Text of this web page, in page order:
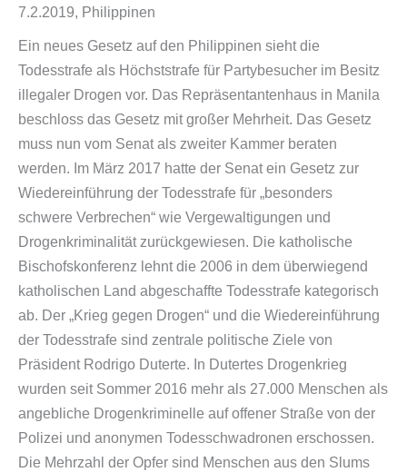
7.2.2019, Philippinen
Ein neues Gesetz auf den Philippinen sieht die
Todesstrafe als Höchststrafe für Partybesucher im Besitz
illegaler Drogen vor. Das Repräsentantenhaus in Manila
beschloss das Gesetz mit großer Mehrheit. Das Gesetz
muss nun vom Senat als zweiter Kammer beraten
werden. Im März 2017 hatte der Senat ein Gesetz zur
Wiedereinführung der Todesstrafe für „besonders
schwere Verbrechen“ wie Vergewaltigungen und
Drogenkriminalität zurückgewiesen. Die katholische
Bischofskonferenz lehnt die 2006 in dem überwiegend
katholischen Land abgeschaffte Todesstrafe kategorisch
ab. Der „Krieg gegen Drogen“ und die Wiedereinführung
der Todesstrafe sind zentrale politische Ziele von
Präsident Rodrigo Duterte. In Dutertes Drogenkrieg
wurden seit Sommer 2016 mehr als 27.000 Menschen als
angebliche Drogenkriminelle auf offener Straße von der
Polizei und anonymen Todesschwadronen erschossen.
Die Mehrzahl der Opfer sind Menschen aus den Slums